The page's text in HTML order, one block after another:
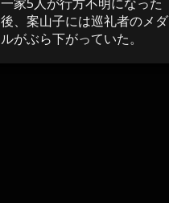
後、案山子には巡礼者のメダ
ルがぶら下がっていた。